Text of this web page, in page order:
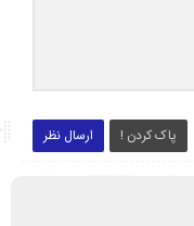
ارسال نظر پاک کردن !